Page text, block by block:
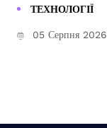
ТЕХНОЛОГІЇ
05 Серпня 2026